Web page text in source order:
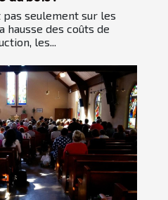
pas seulement sur les
hausse des coûts de
les...